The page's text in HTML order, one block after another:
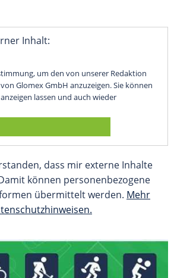
Inhalt:
um den von unserer Redaktion
Glomex GmbH anzuzeigen. Sie können
lassen und auch wieder
dass mir externe Inhalte
können personenbezogene
übermittelt werden. Mehr